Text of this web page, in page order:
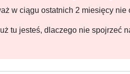
w ciągu ostatnich 2 miesięcy
tu jesteś, dlaczego nie spojrzeć